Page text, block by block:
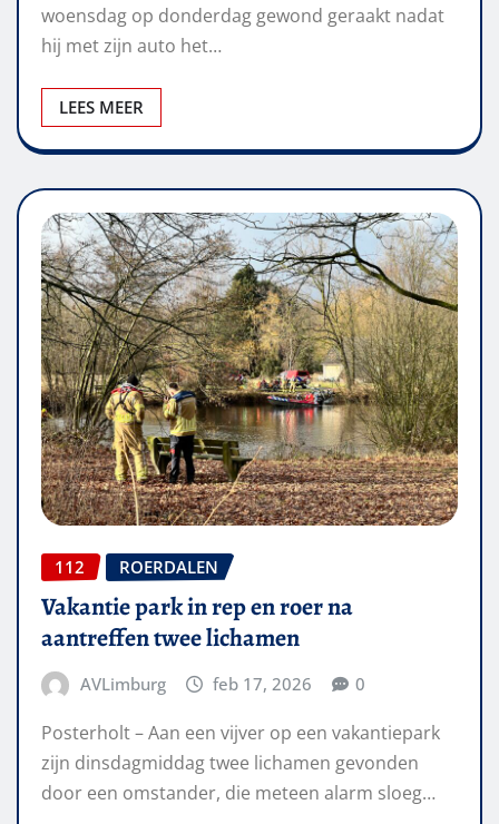
woensdag op donderdag gewond geraakt nadat
hij met zijn auto het…
LEES MEER
112 ROERDALEN
Vakantie park in rep en roer na
aantreffen twee lichamen
AVLimburg feb 17, 2026 0
Posterholt – Aan een vijver op een vakantiepark
zijn dinsdagmiddag twee lichamen gevonden
door een omstander, die meteen alarm sloeg…